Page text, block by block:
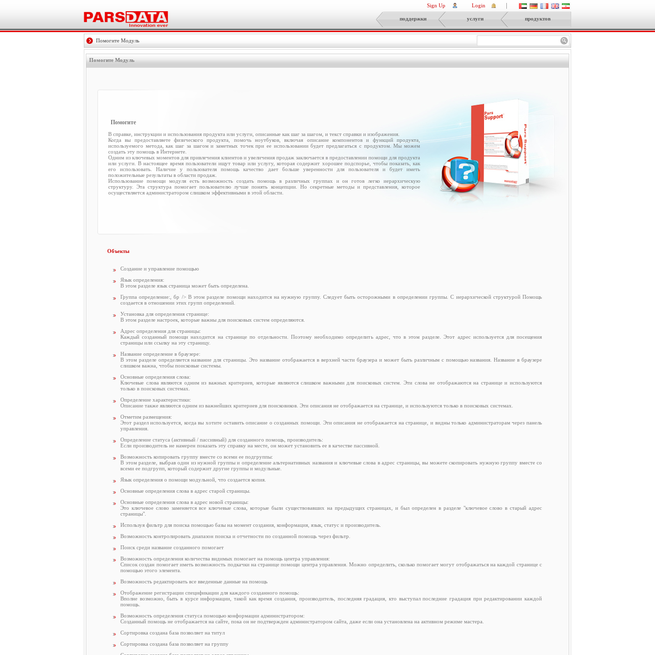
Login
Sign Up
продуктов
услуги
поддержки
Помогите Модуль
Помогите Модуль
Помогите
В справке, инструкции и использования продукта или услуги, описанные как шаг за шагом, и текст справки и изображения.
Когда вы предоставляете физического продукта, помочь ноутбуков, включая описание компонентов и функций продукта,
используемого метода, как шаг за шагом и заметных точек при ее использовании будет предлагаться с продуктом. Мы можем
создать эту помощь в Интернете.
Одним из ключевых моментов для привлечения клиентов и увеличения продаж заключается в предоставлении помощи для продукта
или услуги. В настоящее время пользователи ищут товар или услугу, которая содержит хорошее подспорье, чтобы показать, как
его использовать. Наличие у пользователя помощь качество дает больше уверенности для пользователя и будет иметь
положительные результаты в области продаж.
Использование помощи модуля есть возможность создать помощь в различных группах и он готов легко иерархическую
структуру. Эта структура помогает пользователю лучше понять концепции. Но секретные методы и представления, которое
осуществляется администратором слишком эффективными в этой области.
Объекты
Создание и управление помощью
Язык определения:
В этом разделе язык страница может быть определена.
Группа определение:, бр /> В этом разделе помощи находится на нужную группу. Следует быть осторожными в определении группы. С иерархической структурой Помощь
создается в отношении этих групп определений.
Установка для определения странице:
В этом разделе настроек, которые важны для поисковых систем определяются.
Адрес определения для страницы:
Каждый созданный помощи находится на странице по отдельности. Поэтому необходимо определить адрес, что в этом разделе. Этот адрес используется для посещения
страницы или ссылку на эту страницу.
Название определение в браузере:
В этом разделе определяется название для страницы. Это название отображается в верхней части браузера и может быть различным с помощью названия. Название в браузере
слишком важна, чтобы поисковые системы.
Основные определения слова:
Ключевые слова являются одним из важных критериев, которые являются слишком важными для поисковых систем. Эти слова не отображаются на странице и используются
только в поисковых системах.
Определение характеристики:
Описание также являются одним из важнейших критериев для поисковиков. Эти описания не отображается на странице, и используются только в поисковых системах.
Отметим размещения:
Этот раздел используется, когда вы хотите оставить описание о созданных помощи. Эти описания не отображается на странице, и видны только администраторам через панель
управления.
Определение статуса (активный / пассивный) для созданного помощь, производитель:
Если производитель не намерен показать эту справку на месте, он может установить ее в качестве пассивной.
Возможность копировать группу вместе со всеми ее подгруппы:
В этом разделе, выбрав один из нужной группы и определение альтернативных названия и ключевые слова в адрес страницы, вы можете скопировать нужную группу вместе со
всеми ее подгрупп, который содержит другие группы и модульные.
Язык определения о помощи модульной, что создается копия.
Основные определения слова в адрес старой страницы.
Основные определения слова в адрес новой страницы:
Это ключевое слово заменяется все ключевые слова, которые были существовавших на предыдущих страницах, и был определен в разделе "ключевое слово в старый адрес
страницы".
Используя фильтр для поиска помощью базы на момент создания, конформация, язык, статус и производитель.
Возможность контролировать диапазон поиска и отчетности по созданной помощь через фильтр.
Поиск среди название созданного помогает
Возможность определения количества видимых помогает на помощь центра управления:
Список создан помогает иметь возможность подкачки на странице помощи центра управления. Можно определить, сколько помогает могут отображаться на каждой странице с
помощью этого элемента.
Возможность редактировать все введенные данные на помощь
Отображение регистрации спецификации для каждого созданного помощь:
Вполне возможно, быть в курсе информации, такой как время создания, производитель, последняя градация, кто выступал последние градация при редактировании каждой
помощь.
Возможность определения статуса помощью конформации администратором:
Созданный помощь не отображается на сайте, пока он не подтвержден администратором сайта, даже если она установлена ​​на активном режиме мастера.
Сортировка создана база позволяет на титул
Сортировка создана база позволяет на группу